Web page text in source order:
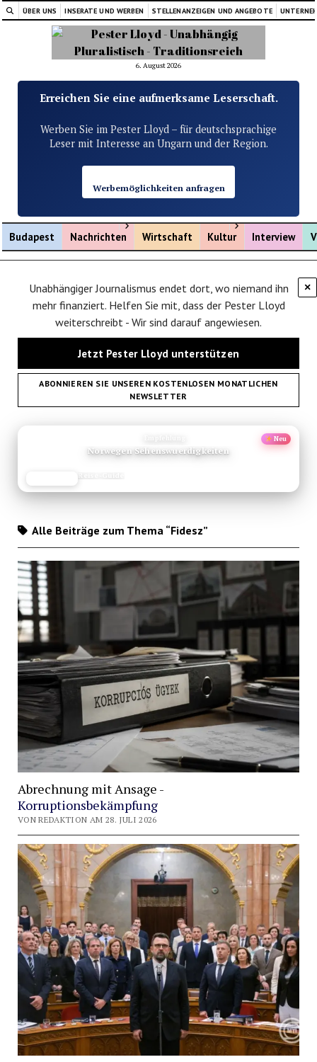
ÜBER UNS INSERATE UND WERBEN STELLENANZEIGEN UND ANGEBOTE
6. August 2026
Erreichen Sie eine aufmerksame Leserschaft.
Werben Sie im Pester Lloyd – für deutschsprachige
Leser mit Interesse an Ungarn und der Region.
Werbemöglichkeiten anfragen
Budapest Nachrichten
Menü öffnen
Wirtschaft Kultur
Menü öffnen
Interview
×
Unabhängiger Journalismus endet dort, wo niemand ihn
mehr finanziert. Helfen Sie mit, dass der Pester Lloyd
weiterschreibt - Wir sind darauf angewiesen.
Jetzt Pester Lloyd unterstützen
ABONNIEREN SIE UNSEREN KOSTENLOSEN MONATLICHEN
NEWSLETTER
Neu
Norwegen Sehenswuerdigkeiten
Reise-Guide
Alle Beiträge zum Thema “Fidesz”
Abrechnung mit Ansage -
Korruptionsbekämpfung
VON REDAKTION AM 28. JULI 2026